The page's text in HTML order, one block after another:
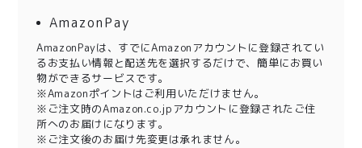
AmazonPay
AmazonPayは、すでにAmazonアカウントに登録されてい
るお支払い情報と配送先を選択するだけで、簡単にお買い
物ができるサービスです。
※Amazonポイントはご利用いただけません。
※ご注文時のAmazon.co.jpアカウントに登録されたご住
所へのお届けになります。
※ご注文後のお届け先変更は承れません。